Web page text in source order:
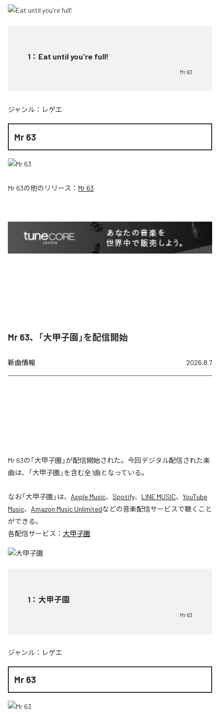
1 ： Eat until you're full!
Mr 63
ジャンル： レゲエ
Mr 63
Mr 63の他のリリース： Mr 63
Mr 63、「大甲子園」を配信開始
新曲情報 2026.8.7
Mr 63の「大甲子園」が配信開始された。今回デジタル配信された楽
曲は、「大甲子園」を含む全1曲となっている。
なお「大甲子園 」は、 Apple Music、 Spotify、 LINE MUSIC、 YouTube
Music、 Amazon Music Unlimitedなどの音楽配信サービスで聴くこと
ができる。
各配信サービス： 大甲子園
1 ： 大甲子園
Mr 63
ジャンル： レゲエ
Mr 63